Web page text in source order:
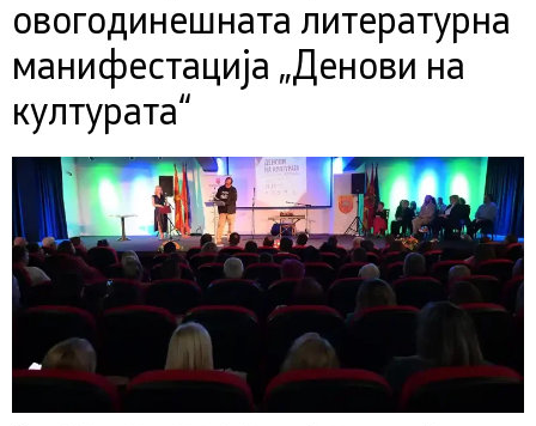
овогодинешната литературна
манифестација „Денови на
културата“